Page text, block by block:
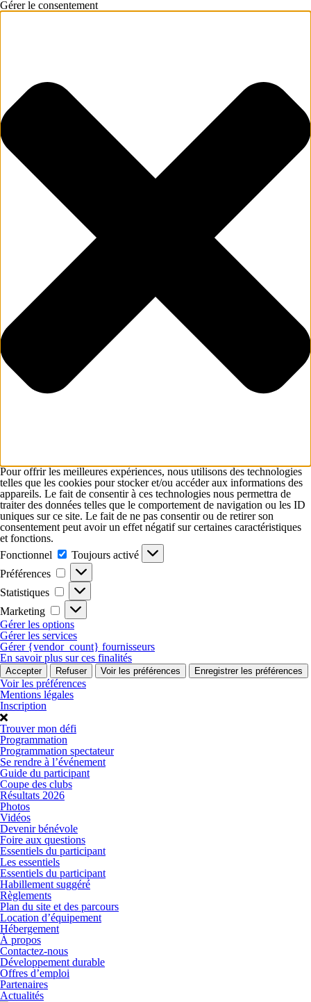
Gérer le consentement
Pour offrir les meilleures expériences, nous utilisons des technologies
telles que les cookies pour stocker et/ou accéder aux informations des
appareils. Le fait de consentir à ces technologies nous permettra de
traiter des données telles que le comportement de navigation ou les ID
uniques sur ce site. Le fait de ne pas consentir ou de retirer son
consentement peut avoir un effet négatif sur certaines caractéristiques
et fonctions.
Fonctionnel
Fonctionnel
Toujours activé
Préférences
Préférences
Statistiques
Statistiques
Marketing
Marketing
Gérer les options
Gérer les services
Gérer {vendor_count} fournisseurs
En savoir plus sur ces finalités
Accepter Refuser Voir les préférences Enregistrer les préférences
Voir les préférences
Mentions légales
Inscription
Trouver mon défi
Programmation
Programmation spectateur
Se rendre à l’événement
Guide du participant
Coupe des clubs
Résultats 2026
Photos
Vidéos
Devenir bénévole
Foire aux questions
Essentiels du participant
Les essentiels
Essentiels du participant
Habillement suggéré
Règlements
Plan du site et des parcours
Location d’équipement
Hébergement
À propos
Contactez-nous
Développement durable
Offres d’emploi
Partenaires
Actualités